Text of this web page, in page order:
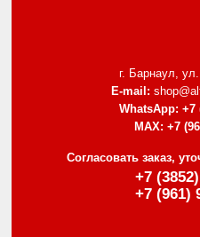
г. Барнаул,
E-mail:
WhatsApp: +7
MAX: +7
Согласовать заказ,
+7
+7 (961)